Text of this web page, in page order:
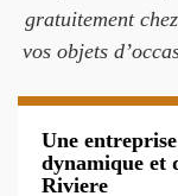
gratuitement
vos objets
Une
dynamique et
Riviere